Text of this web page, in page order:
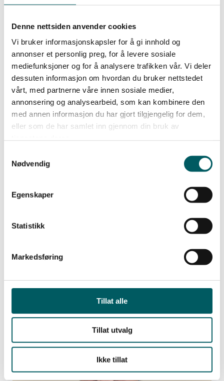
Denne nettsiden anvender cookies
Vi bruker informasjonskapsler for å gi innhold og
annonser et personlig preg, for å levere sosiale
mediefunksjoner og for å analysere trafikken vår. Vi deler
dessuten informasjon om hvordan du bruker nettstedet
vårt, med partnerne våre innen sosiale medier,
annonsering og analysearbeid, som kan kombinere den
med annen informasjon du har gjort tilgjengelig for dem,
eller som de har samlet inn gjennom din bruk av
Nødvendig
Egenskaper
Statistikk
Markedsføring
Tillat alle
Tillat utvalg
Ikke tillat
Helge Pettersen
902 90 187
Simon Høgås Langfjell